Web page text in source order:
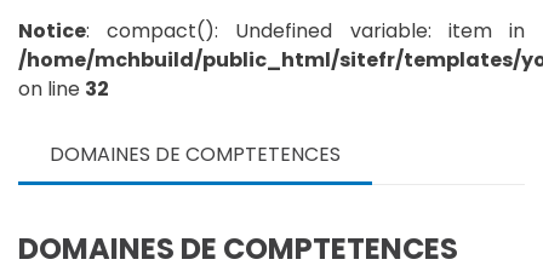
Notice: compact(): Undefined variable: item in
/home/mchbuild/public_html/sitefr/templates/
on line 32
DOMAINES DE COMPTETENCES
DOMAINES DE COMPTETENCES